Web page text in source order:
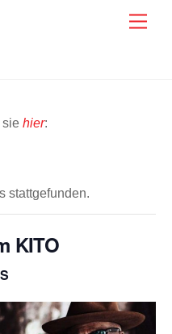
sie hier:
stattgefunden.
KITO